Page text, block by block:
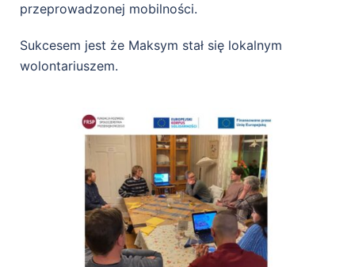
przeprowadzonej mobilności.
Sukcesem jest że Maksym stał się lokalnym
wolontariuszem.